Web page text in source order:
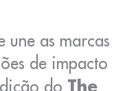
une as marcas
de impacto
do The